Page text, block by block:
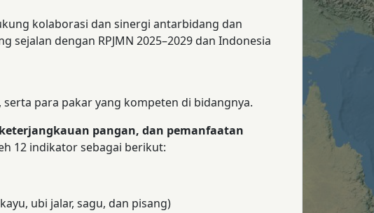
kolaborasi dan sinergi antarbidang dan
sejalan dengan RPJMN 2025–2029 dan Indonesia
para pakar yang kompeten di bidangnya.
pangan, dan pemanfaatan
12 indikator sebagai berikut:
ubi jalar, sagu, dan pisang)